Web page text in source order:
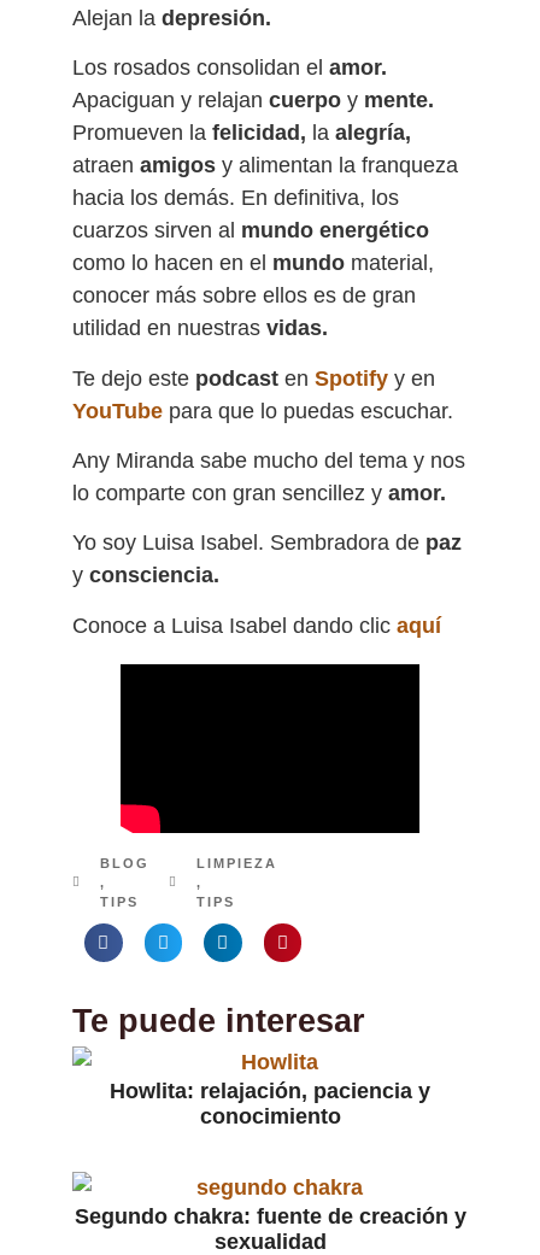
Alejan la depresión.
Los rosados consolidan el amor.
Apaciguan y relajan cuerpo y mente.
Promueven la felicidad, la alegría,
atraen amigos y alimentan la franqueza
hacia los demás. En definitiva, los
cuarzos sirven al mundo energético
como lo hacen en el mundo material,
conocer más sobre ellos es de gran
utilidad en nuestras vidas.
Te dejo este podcast en Spotify y en
YouTube para que lo puedas escuchar.
Any Miranda sabe mucho del tema y nos
lo comparte con gran sencillez y amor.
Yo soy Luisa Isabel. Sembradora de paz
y consciencia.
Conoce a Luisa Isabel dando clic aquí
BLOG
,
TIPS
LIMPIEZA
,
TIPS
Te puede interesar
Howlita: relajación, paciencia y
conocimiento
Segundo chakra: fuente de creación y
sexualidad